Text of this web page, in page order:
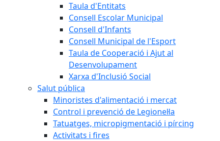
Taula d'Entitats
Consell Escolar Municipal
Consell d'Infants
Consell Municipal de l'Esport
Taula de Cooperació i Ajut al
Desenvolupament
Xarxa d'Inclusió Social
Salut pública
Minoristes d'alimentació i mercat
Control i prevenció de Legionel·la
Tatuatges, micropigmentació i pírcing
Activitats i fires